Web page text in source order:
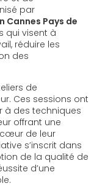
par
Pays de
qui visent à
réduire les
des
de
Ces sessions ont
à des techniques
offrant une
de leur
s’inscrit dans
de la qualité de
d’une